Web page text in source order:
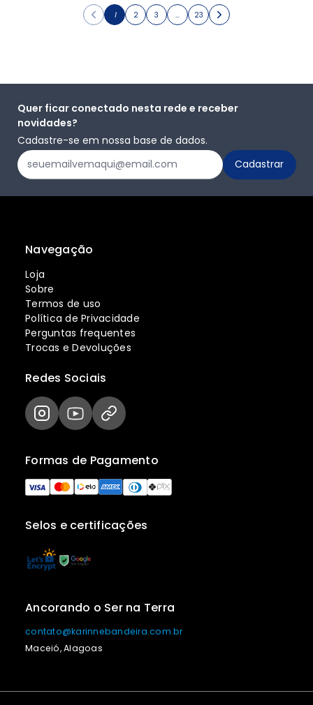
1 2 3 … 23
Quer ficar conectado nesta rede e receber
novidades?
Cadastre-se em nossa base de dados.
Navegação
Loja
Sobre
Termos de uso
Política de Privacidade
Perguntas frequentes
Trocas e Devoluções
Selos e certificações
Formas de Pagamento
Redes Sociais
Ancorando o Ser na Terra
contato@karinnebandeira.com.br
Maceió, Alagoas